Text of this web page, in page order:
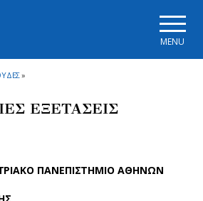
MENU
»
ΕΞΕΤΑΣΕΙΣ
ΠΑΝΕΠΙΣΤΗΜΙΟ ΑΘΗΝΩΝ